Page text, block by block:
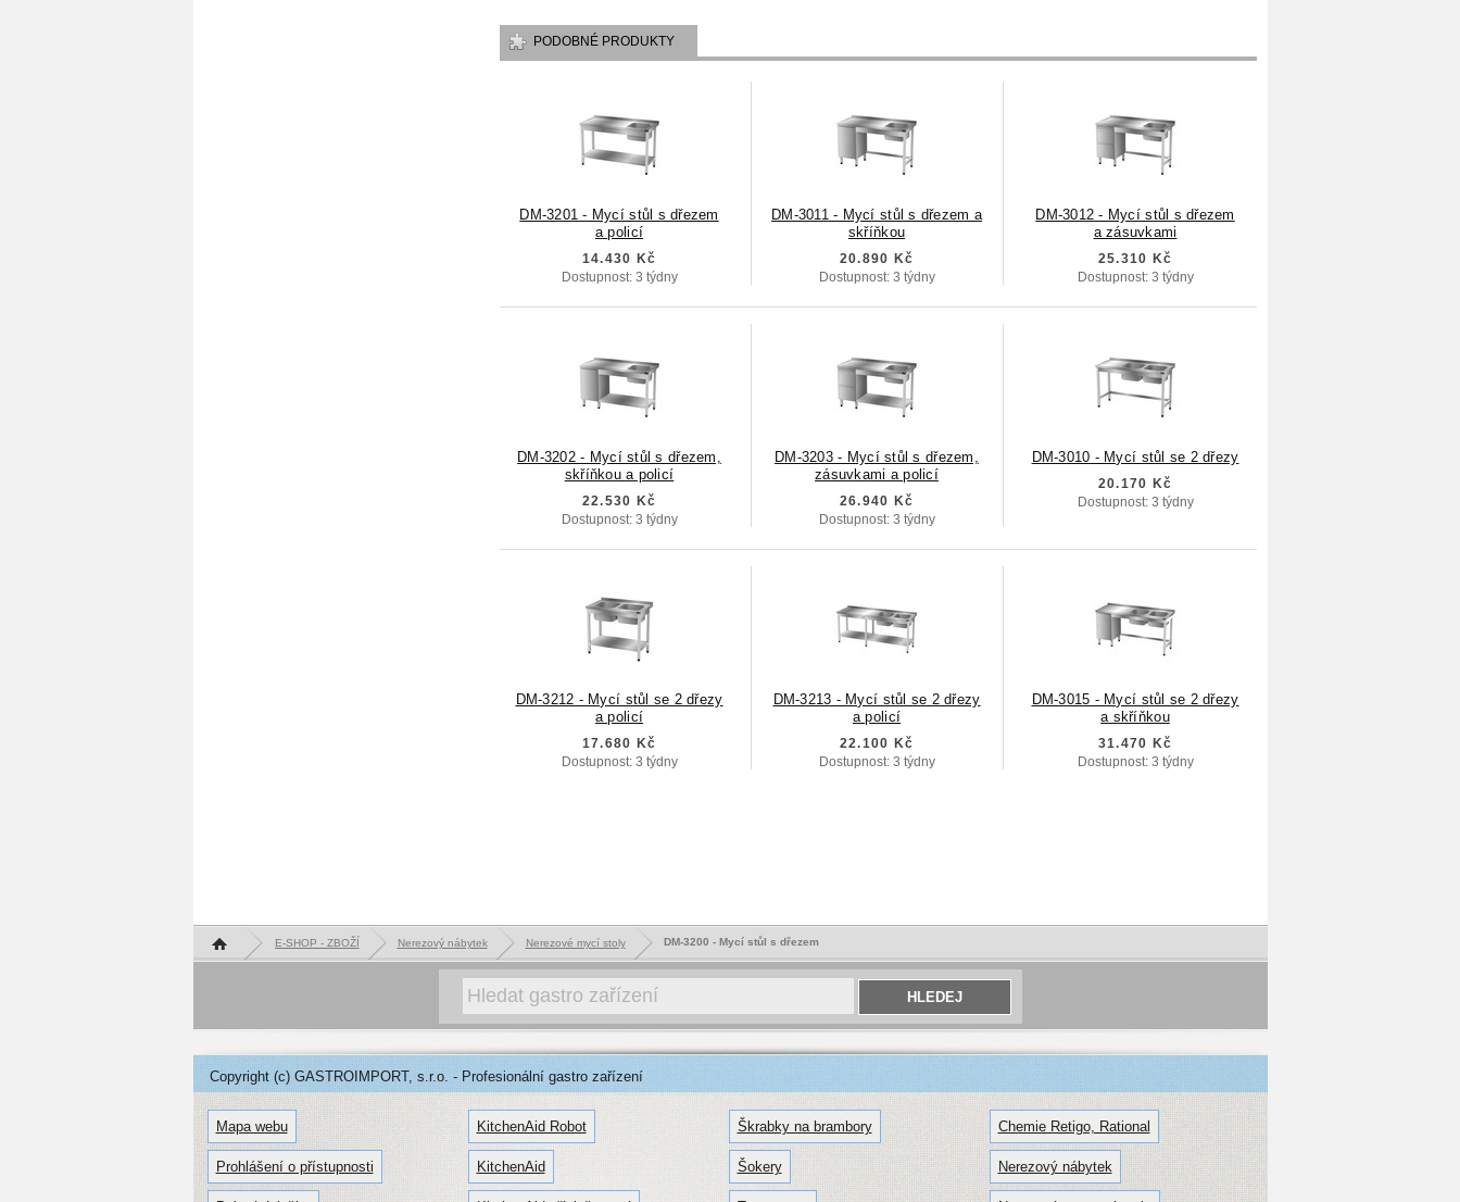
PODOBNÉ PRODUKTY
DM-3201 - Mycí stůl s dřezem
a policí
14.430 Kč
Dostupnost: 3 týdny
DM-3011 - Mycí stůl s dřezem a
skříňkou
20.890 Kč
Dostupnost: 3 týdny
DM-3012 - Mycí stůl s dřezem
a zásuvkami
25.310 Kč
Dostupnost: 3 týdny
DM-3202 - Mycí stůl s dřezem,
skříňkou a policí
22.530 Kč
Dostupnost: 3 týdny
DM-3203 - Mycí stůl s dřezem,
zásuvkami a policí
26.940 Kč
Dostupnost: 3 týdny
DM-3010 - Mycí stůl se 2 dřezy
20.170 Kč
Dostupnost: 3 týdny
DM-3212 - Mycí stůl se 2 dřezy
a policí
17.680 Kč
Dostupnost: 3 týdny
DM-3213 - Mycí stůl se 2 dřezy
a policí
22.100 Kč
Dostupnost: 3 týdny
DM-3015 - Mycí stůl se 2 dřezy
a skříňkou
31.470 Kč
Dostupnost: 3 týdny
Hlavní stránka E-SHOP - ZBOŽÍ Nerezový nábytek Nerezové mycí stoly DM-3200 - Mycí stůl s dřezem
Copyright (c) GASTROIMPORT, s.r.o. - Profesionální gastro zařízení
Mapa webu
Prohlášení o přístupnosti
KitchenAid Robot
KitchenAid
Škrabky na brambory
Šokery
Chemie Retigo, Rational
Nerezový nábytek